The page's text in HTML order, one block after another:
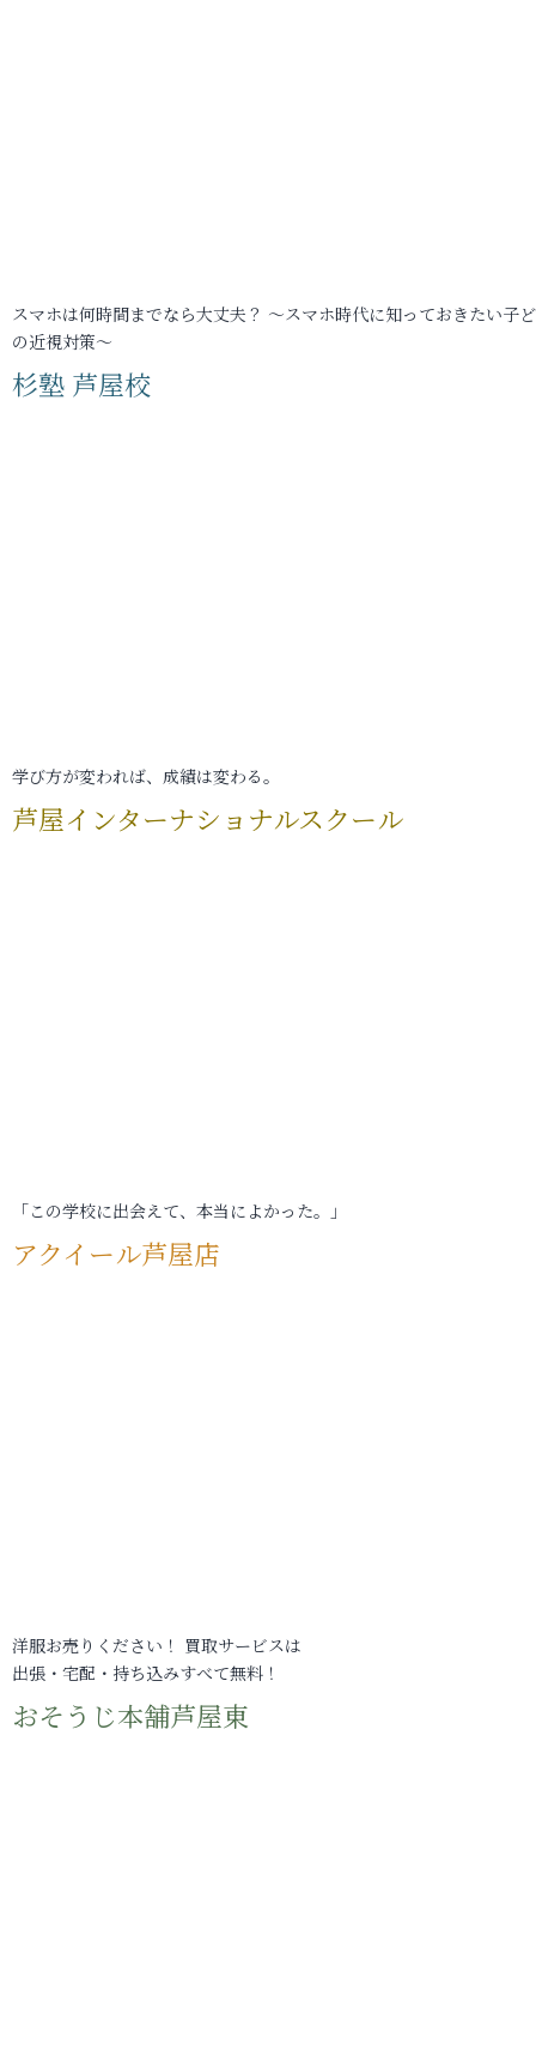
スマホは何時間までなら大丈夫？ ～スマホ時代に知っておきたい子
の近視対策～
杉塾 芦屋校
学び方が変われば、成績は変わる。
芦屋インターナショナルスクール
「この学校に出会えて、本当によかった。」
アクイール芦屋店
洋服お売りください！ 買取サービスは
出張・宅配・持ち込みすべて無料！
おそうじ本舗芦屋東